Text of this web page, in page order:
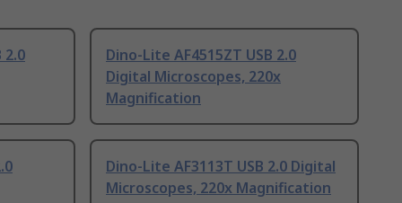
2.0
Dino-Lite AF4515ZT USB 2.0
Digital Microscopes, 220x
Magnification
Dino-Lite AF3113T USB 2.0 Digital
Microscopes, 220x Magnification